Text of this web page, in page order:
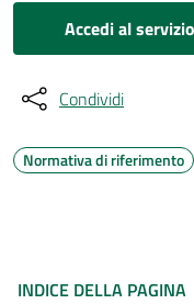
Accedi al servizio
Condividi
Normativa di riferimento
INDICE DELLA PAGINA